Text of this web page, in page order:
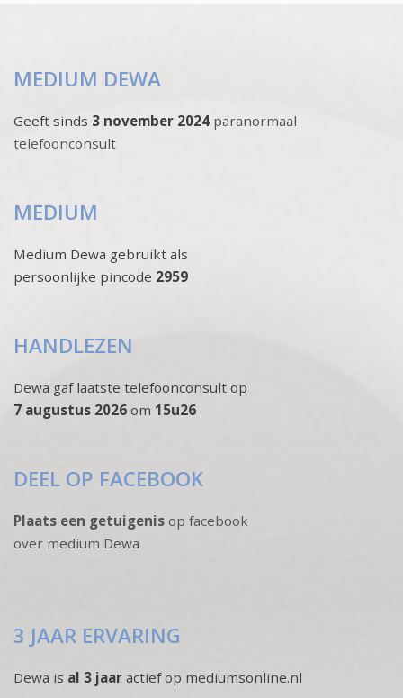
MEDIUM DEWA
Geeft sinds 3 november 2024 paranormaal
telefoonconsult
MEDIUM
Medium Dewa gebruikt als
persoonlijke pincode 2959
HANDLEZEN
Dewa gaf laatste telefoonconsult op
7 augustus 2026 om 15u26
DEEL OP FACEBOOK
Plaats een getuigenis op facebook
over medium Dewa
3 JAAR ERVARING
Dewa is al 3 jaar actief op mediumsonline.nl